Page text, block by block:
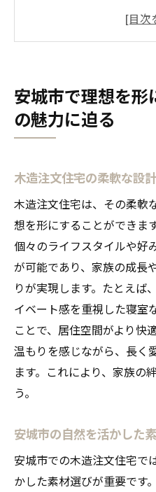
安城市の自然を
長期的な視点で
木造注文住宅で叶える
地元コミュニテ
注文住宅で実現す
長期的な省エネ
安城市の環境に
収納スペースの
自然と調和する安城
自然光を取り入
庭との一体感を
四季を通じて快
風通しとプライバ
安城市での注文住宅
る
安城市で理想を
の魅力に迫る
木造注文住宅の柔軟な設
木造注文住宅は、その柔軟
想を形にすることができま
個々のライフスタイルや好
が可能であり、家族の成長
りが実現します。たとえば
イベート感を重視した寝室
ことで、居住空間がより快
温もりを感じながら、長く
ます。これにより、家族の
う。
安城市の自然を活かした
安城市での木造注文住宅で
かした素材選びが重要です